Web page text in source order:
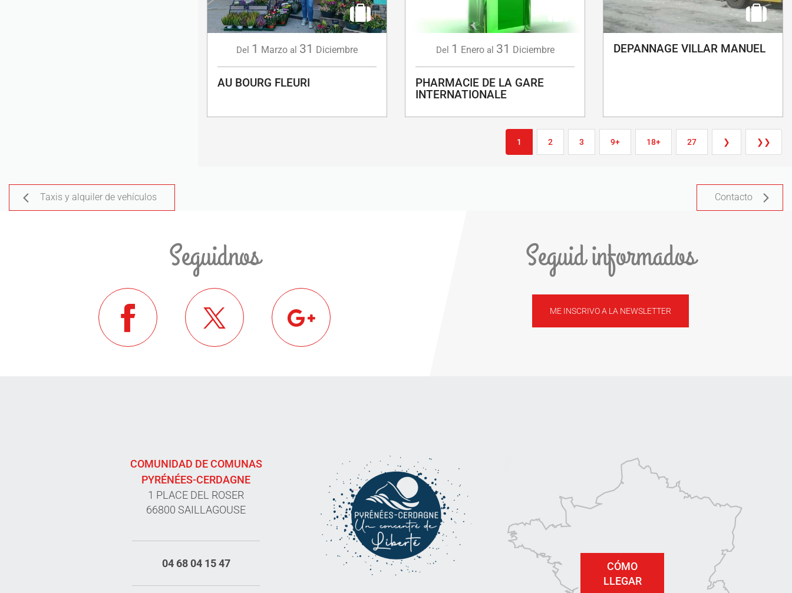
Del 1 Marzo al 31 Diciembre
AU BOURG FLEURI
Del 1 Enero al 31 Diciembre
PHARMACIE DE LA GARE
INTERNATIONALE
DEPANNAGE VILLAR MANUEL
1 2 3 9+ 18+ 27 ❯ ❯❯
Taxis y alquiler de vehículos Contacto
Seguidnos Seguid informados
ME INSCRIVO A LA NEWSLETTER
COMUNIDAD DE COMUNAS
PYRÉNÉES-CERDAGNE
1 PLACE DEL ROSER
66800 SAILLAGOUSE
04 68 04 15 47
CÓMO
LLEGAR